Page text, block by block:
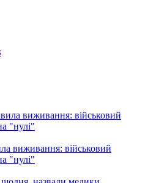
виживання: військовий
"нулі"